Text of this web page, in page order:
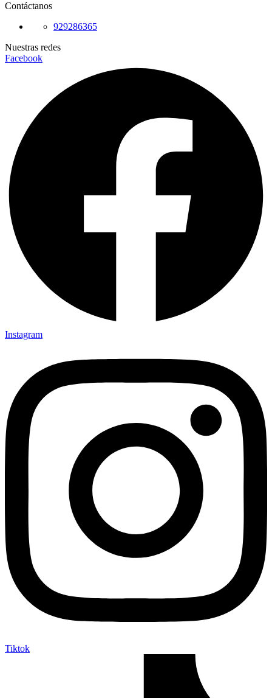
Contáctanos
929286365
Nuestras redes
Facebook
Instagram
Tiktok